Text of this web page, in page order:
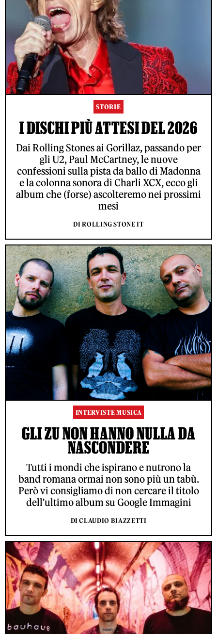
STORIE
I DISCHI PIÙ ATTESI DEL 2026
Dai Rolling Stones ai Gorillaz, passando per
gli U2, Paul McCartney, le nuove
confessioni sulla pista da ballo di Madonna
e la colonna sonora di Charli XCX, ecco gli
album che (forse) ascolteremo nei prossimi
mesi
DI ROLLING STONE IT
INTERVISTE MUSICA
GLI ZU NON HANNO NULLA DA
NASCONDERE
Tutti i mondi che ispirano e nutrono la
band romana ormai non sono più un tabù.
Però vi consigliamo di non cercare il titolo
dell'ultimo album su Google Immagini
DI CLAUDIO BIAZZETTI